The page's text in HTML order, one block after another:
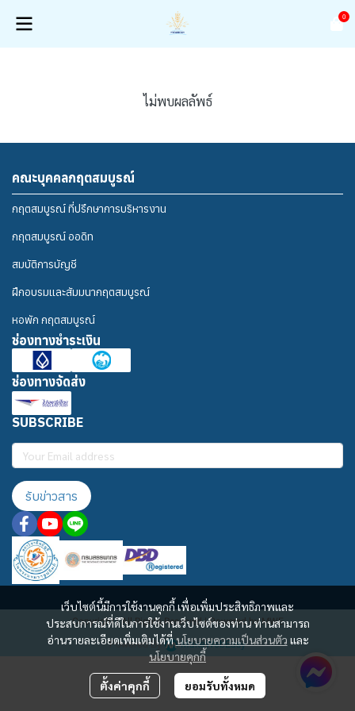
0
ไม่พบผลลัพธ์
เว็บไซต์นี้มีการใช้งานคุกกี้ เพื่อเพิ่มประสิทธิภาพและ
ประสบการณ์ที่ดีในการใช้งานเว็บไซต์ของท่าน ท่านสามารถ
อ่านรายละเอียดเพิ่มเติมได้ที่นโยบายความเป็นส่วนตัว และ
นโยบายคุกกี้
ตั้งค่าคุกกี้ ยอมรับทั้งหมด
คณะบุคคลกฤตสมบูรณ์
กฤตสมบูรณ์ ที่ปรึกษาการบริหารงาน
กฤตสมบูรณ์ ออดิท
สมบัติการบัญชี
ฝึกอบรมและสัมมนากฤตสมบูรณ์
หอพัก กฤตสมบูรณ์
ช่องทางชำระเงิน
ช่องทางจัดส่ง
SUBSCRIBE
รับข่าวสาร
Copyright | All Rights Reserved | Powered by MWE
Powered By MakeWebEasy